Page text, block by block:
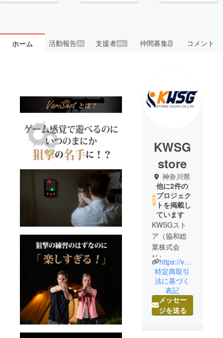
ホーム 活動報告20 支援者99+ 仲間募集 1 コメント
KWSG
store
神奈川県
他に2件の
プロジェク
トを掲載し
ています
KWSGスト
ア（協和総
業株式会
社）
私たちは独
自の経験と
ノウハウを
活用して世
https://varishot2.kwsg2023.com/
特定商取引
法に基づく
表記
メッセー
ジを送る